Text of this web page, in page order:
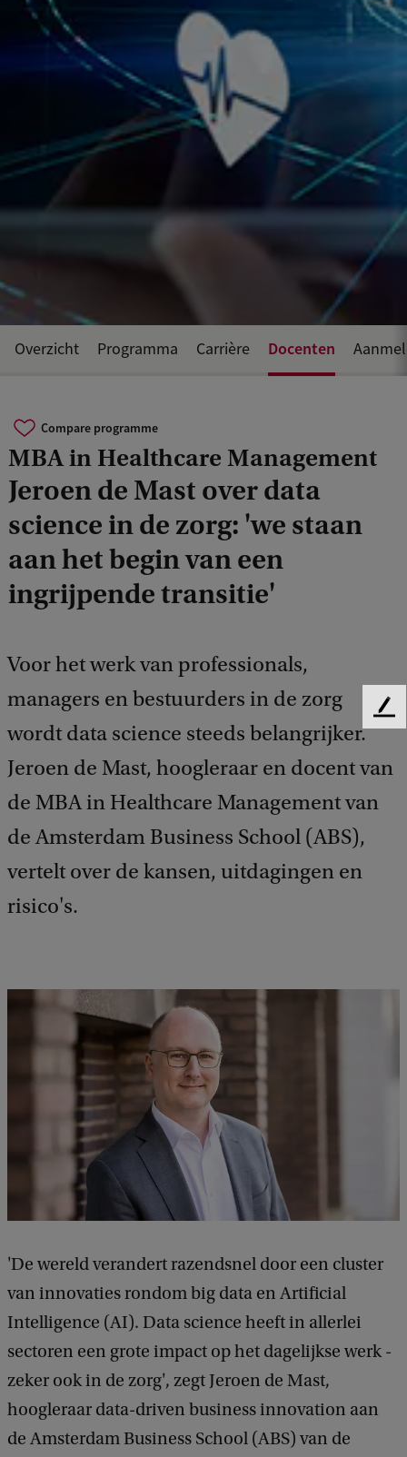
Compare programme
MBA in Healthcare Management
Jeroen de Mast over data
science in de zorg: 'we staan
aan het begin van een
ingrijpende transitie'
Voor het werk van professionals,
managers en bestuurders in de zorg
wordt data science steeds belangrijker.
Jeroen de Mast, hoogleraar en docent van
de MBA in Healthcare Management van
de Amsterdam Business School (ABS),
vertelt over de kansen, uitdagingen en
risico's.
Overzicht Programma Carrière Docenten
'De wereld verandert razendsnel door een cluster
van innovaties rondom big data en Artificial
Intelligence (AI). Data science heeft in allerlei
sectoren een grote impact op het dagelijkse werk -
zeker ook in de zorg', zegt Jeroen de Mast,
hoogleraar data-driven business innovation aan
de Amsterdam Business School (ABS) van de
F
d